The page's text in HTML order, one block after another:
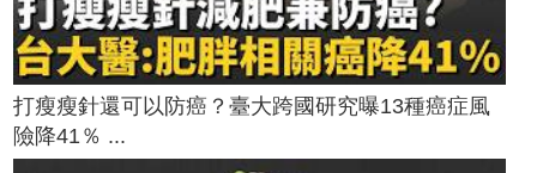
打瘦瘦針還可以防癌？臺大跨國研究曝13種癌症風
險降41％ ...